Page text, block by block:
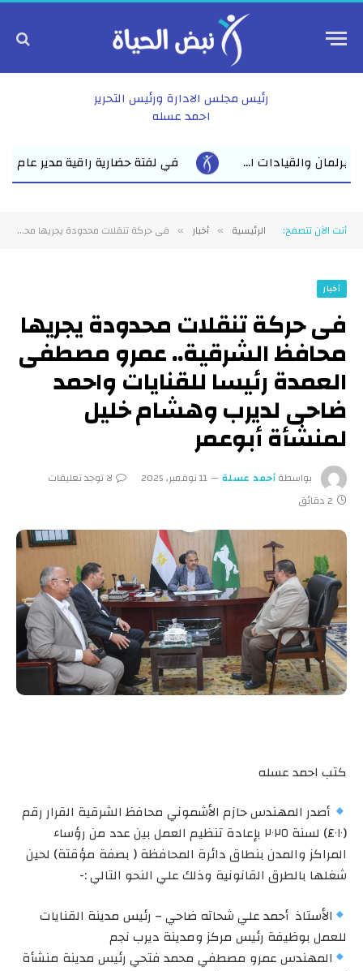
رئيس مجلس الادارة ورئيس التحرير
احمد عسله
في لفتة حضارية راقية مدير عام نقابة الأطباء بالشرقية يدعو الأول
أنت الآن تتصفح: الرئيسية » أخبار » فى حركة تنقلات محدودة يجريها محافظ الشرقية.. عمرو مصطفى العمدة رئيسا للقنايات واحمد ضاحى لديرب وهشام خليل لمنشأة أبوعمر
أخبار
فى حركة تنقلات محدودة يجريها
محافظ الشرقية.. عمرو مصطفى
العمدة رئيسا للقنايات واحمد
ضاحى لديرب وهشام خليل
لمنشأة أبوعمر
بواسطةأحمد عسلة 11 نوفمبر، 2025
لا توجد تعليقات
2 دقائق
كتب احمد عسله
أصدر المهندس حازم الأشموني محافظ الشرقية القرار رقم
(٤٠١٠) لسنة ٢٠٢٥ بإعادة تنظيم العمل بين عدد من رؤساء
المراكز والمدن بنطاق دائرة المحافظة ( بصفة مؤقتة) لحين
شغلها بالطرق القانونية وذلك علي النحو التالي :-
الأستاذ أحمد علي شحاته ضاحي – رئيس مدينة القنايات
للعمل بوظيفة رئيس مركز ومدينة ديرب نجم
المهندس عمرو مصطفي محمد فتحي رئيس مدينة منشأة